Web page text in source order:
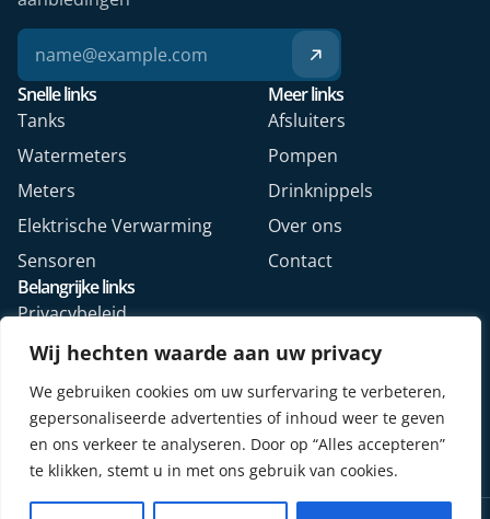
Wij hechten waarde aan uw privacy
We gebruiken cookies om uw surfervaring te verbeteren,
gepersonaliseerde advertenties of inhoud weer te geven
en ons verkeer te analyseren. Door op “Alles accepteren”
te klikken, stemt u in met ons gebruik van cookies.
Snelle links
Tanks
Watermeters
Meters
Elektrische Verwarming
Sensoren
Meer links
Afsluiters
Pompen
Drinknippels
Over ons
Contact
Belangrijke links
Privacybeleid
Algemene voorwaarden
Veelgestelde vragen
Retourformulier webshop